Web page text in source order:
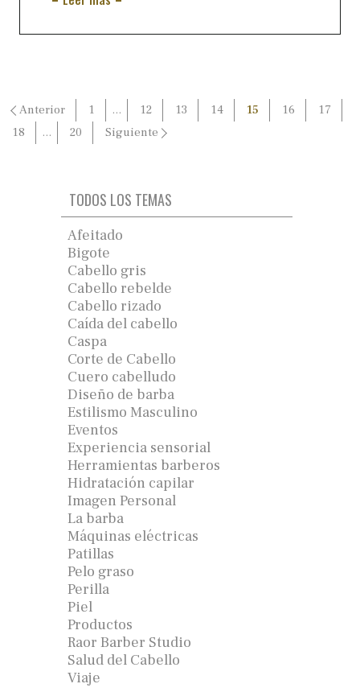
Paginación
de
Anterior 1 … 12 13 14 15 16
17
18
… 20 Siguiente
TODOS LOS TEMAS
Afeitado
Bigote
Cabello gris
Cabello rebelde
Cabello rizado
Caída del cabello
Caspa
Corte de Cabello
Cuero cabelludo
Diseño de barba
Estilismo Masculino
Eventos
Experiencia sensorial
Herramientas barberos
Hidratación capilar
Imagen Personal
La barba
Máquinas eléctricas
Patillas
Pelo graso
Perilla
Piel
Productos
Raor Barber Studio
Salud del Cabello
Viaje